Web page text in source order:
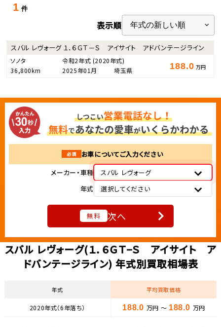
1 件
表示順
スバル レヴォーグ １．６ＧＴ－Ｓ アイサイト アドバンテージライン
ソノタ 令和2年式 (2020年式)
36,800km
2025年01月 埼玉県 188.0 万円
必須
お車についてご入力ください
メーカー・車種
スバル レヴォーグ
年式
選択してください
無料 次へ
スバル レヴォーグ(１．６ＧＴ−Ｓ アイサイト ア
ドバンテージライン) 年式別買取相場表
年式 平均買取価格
2020年式（6年落ち） 188.0 万円 ～ 188.0 万円